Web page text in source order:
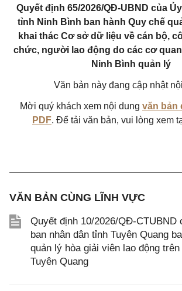
Quyết định 65/2026/QĐ-UBND của
tỉnh Ninh Bình ban hành Quy chế
khai thác Cơ sở dữ liệu về cán bộ,
chức, người lao động do các cơ
Ninh Bình quản lý
Văn bản này đang cập nhật
Mời quý khách xem nội dung văn bản
PDF. Để tải văn bản, vui lòng xem
VĂN BẢN CÙNG LĨNH VỰC
Quyết định 10/2026/QĐ-CTUBND
ban nhân dân tỉnh Tuyên Quang
quản lý hòa giải viên lao động
Tuyên Quang